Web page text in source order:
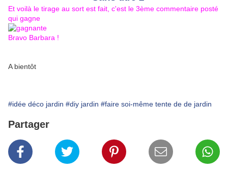
Et voilà le tirage au sort est fait, c'est le 3ème commentaire posté
qui gagne
Bravo Barbara !
A bientôt
#idée déco jardin #diy jardin #faire soi-même tente de de jardin
Partager